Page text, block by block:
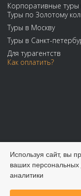
Корпоративные туры
Туры по Золотому
Туры в Москву
Туры в Санкт-
Для турагентств
Как оплатить?
© 2008-2026 Виадук Тур -
Используя сайт, вы
ваших
аналитики